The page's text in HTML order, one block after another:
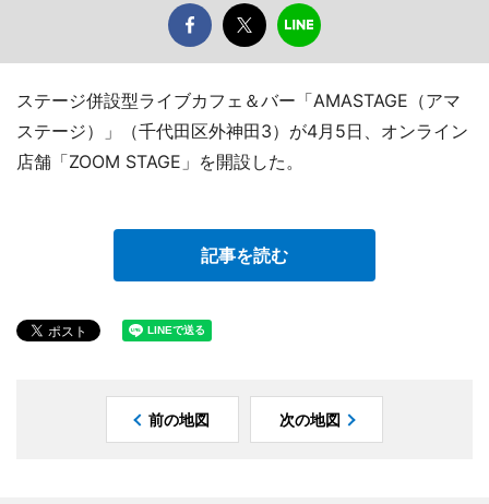
ステージ併設型ライブカフェ＆バー「AMASTAGE（アマ
ステージ）」（千代田区外神田3）が4月5日、オンライン
店舗「ZOOM STAGE」を開設した。
記事を読む
前の地図 次の地図